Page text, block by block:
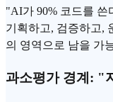
"AI가 90% 코드를 쓴
기획하고, 검증하고,
의 영역으로 남을 가
과소평가 경계: "